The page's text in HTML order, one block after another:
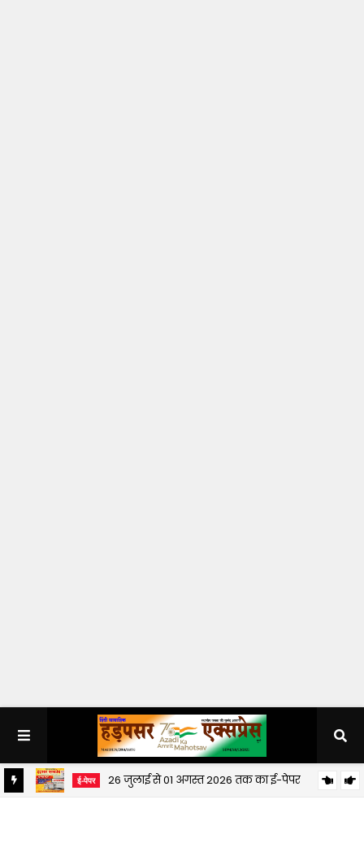
ई-पेपर 26 जुलाई से 01 अगस्त 2026 तक का ई-पेपर